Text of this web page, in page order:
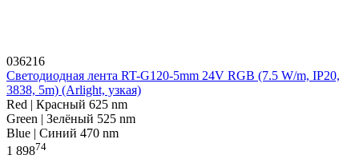
036216
Светодиодная лента RT-G120-5mm 24V RGB (7.5 W/m, IP20,
3838, 5m) (Arlight, узкая)
Red | Красный 625 nm
Green | Зелёный 525 nm
Blue | Синий 470 nm
1 89874